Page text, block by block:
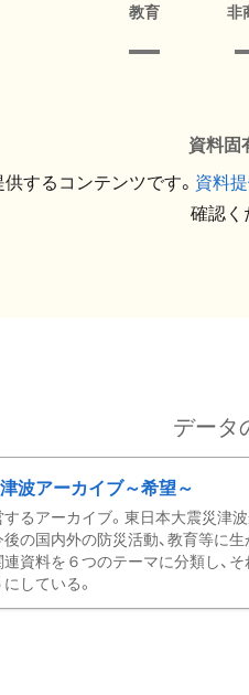
教育 非
資料固
するコンテンツです。 資料
確認く
データ
波アーカイブ～希望～
るアーカイブ。東日本大震災津
の国内外の防災活動、教育等に
資料を６つのテーマに分類し、
している。